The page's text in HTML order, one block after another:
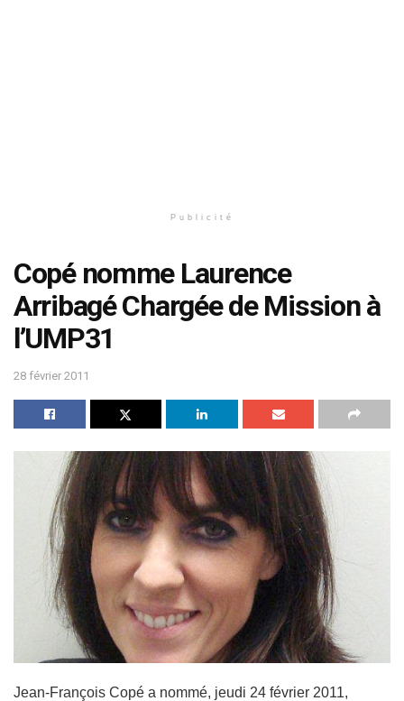
Publicité
Copé nomme Laurence
Arribagé Chargée de Mission à
l’UMP31
28 février 2011
Jean-François Copé a nommé, jeudi 24 février 2011,